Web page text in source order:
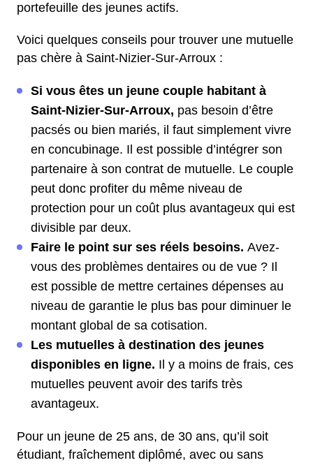
portefeuille des jeunes actifs.
Voici quelques conseils pour trouver une mutuelle
pas chère à Saint-Nizier-Sur-Arroux :
Si vous êtes un jeune couple habitant à
Saint-Nizier-Sur-Arroux, pas besoin d’être
pacsés ou bien mariés, il faut simplement vivre
en concubinage. Il est possible d’intégrer son
partenaire à son contrat de mutuelle. Le couple
peut donc profiter du même niveau de
protection pour un coût plus avantageux qui est
divisible par deux.
Faire le point sur ses réels besoins. Avez-
vous des problèmes dentaires ou de vue ? Il
est possible de mettre certaines dépenses au
niveau de garantie le plus bas pour diminuer le
montant global de sa cotisation.
Les mutuelles à destination des jeunes
disponibles en ligne. Il y a moins de frais, ces
mutuelles peuvent avoir des tarifs très
avantageux.
Pour un jeune de 25 ans, de 30 ans, qu’il soit
étudiant, fraîchement diplômé, avec ou sans